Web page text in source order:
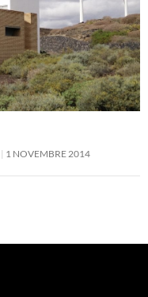
1 NOVEMBRE 2014